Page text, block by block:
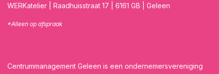
WERKatelier | Raadhuisstraat 17 | 6161 GB | Geleen
*Alleen op afspraak
Centrummanagement Geleen is een ondernemersvereniging